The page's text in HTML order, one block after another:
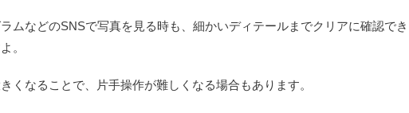
ムなどのSNSで写真を見る時も、細かいディテールまでクリアに確認でき
。
くなることで、片手操作が難しくなる場合もあります。